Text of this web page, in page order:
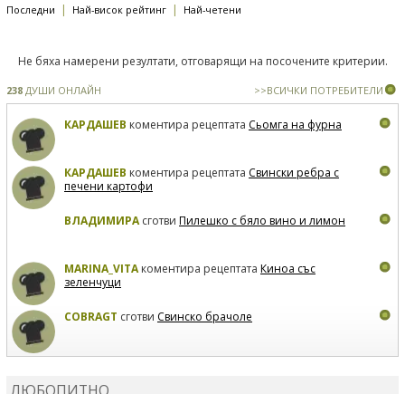
Последни | Най-висок рейтинг | Най-четени
Не бяха намерени резултати, отговарящи на посочените критерии.
238 ДУШИ ОНЛАЙН >>ВСИЧКИ ПОТРЕБИТЕЛИ
КАРДАШЕВ коментира рецептата Сьомга на фурна
КАРДАШЕВ коментира рецептата Свински ребра с
печени картофи
ВЛАДИМИРАсготви Пилешко с бяло вино и лимон
MARINA_VITAкоментира рецептата Киноа със
зеленчуци
COBRAGT сготви Свинско брачоле